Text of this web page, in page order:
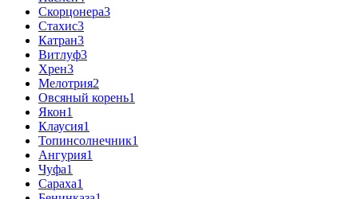
Скорцонера3
Стахис3
Катран3
Витлуф3
Хрен3
Мелотрия2
Овсяный корень1
Якон1
Клаусия1
Топинсолнечник1
Ангурия1
Чуфа1
Сараха1